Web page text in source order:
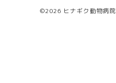
©2026 ヒナギク動物病院